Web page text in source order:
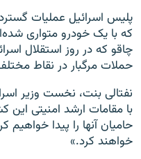
پلیس اسرائیل عملیات
که با یک خودرو متواری
چاقو که در روز استقلال
حملات مرگبار در نقاط
نفتالی بنت، نخست وزیر
با مقامات ارشد امنیتی
حامیان آنها را پیدا خواهیم
خواهند کرد.»